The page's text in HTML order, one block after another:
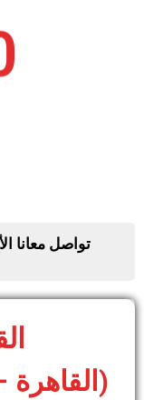
تواصل معانا
(القاهرة